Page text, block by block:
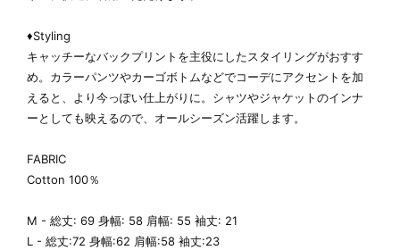
♦Styling
キャッチーなバックプリントを主役にしたスタイリングがおすす
め。カラーパンツやカーゴボトムなどでコーデにアクセントを加
えると、より今っぽい仕上がりに。シャツやジャケットのインナ
ーとしても映えるので、オールシーズン活躍します。
FABRIC
Cotton 100％
M - 総丈: 69 身幅: 58 肩幅: 55 袖丈: 21
L - 総丈:72 身幅:62 肩幅:58 袖丈:23